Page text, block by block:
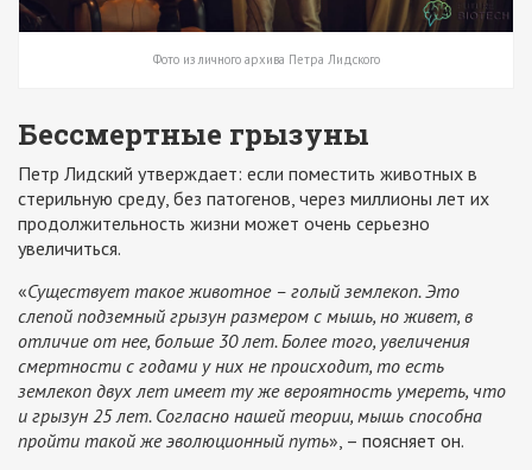
Фото из личного архива Петра Лидского
Бессмертные грызуны
Петр Лидский утверждает: если поместить животных в
стерильную среду, без патогенов, через миллионы лет их
продолжительность жизни может очень серьезно
увеличиться.
«Существует такое животное – голый землекоп. Это
слепой подземный грызун размером с мышь, но живет, в
отличие от нее, больше 30 лет. Более того, увеличения
смертности с годами у них не происходит, то есть
землекоп двух лет имеет ту же вероятность умереть, что
и грызун 25 лет. Согласно нашей теории, мышь способна
пройти такой же эволюционный путь», – поясняет он.